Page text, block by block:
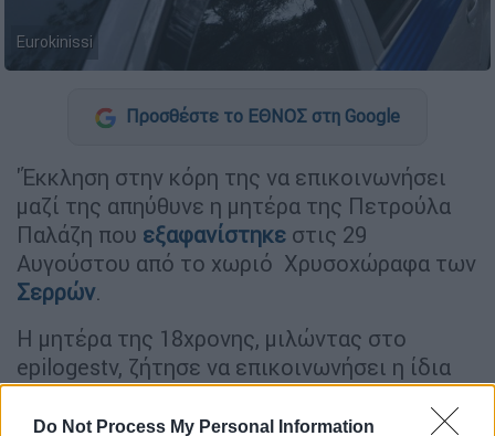
Do Not Process My Personal Information
Eurokinissi
Προσθέστε το ΕΘΝΟΣ στη Google
'Έκκληση στην κόρη της να επικοινωνήσει
μαζί της απηύθυνε η μητέρα της Πετρούλα
Παλάζη που εξαφανίστηκε στις 29
Αυγούστου από το χωριό Χρυσοχώραφα των
Σερρών.
Η μητέρα της 18χρονης, μιλώντας στο
epilogestv, ζήτησε να επικοινωνήσει η ίδια
μαζί τους ή όποιος άλλος γνωρίζει κάτι.